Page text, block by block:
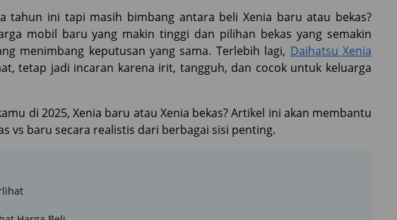
tahun ini tapi masih bimbang antara beli Xenia baru atau bekas?
mobil baru yang makin tinggi dan pilihan bekas yang semakin
menimbang keputusan yang sama. Terlebih lagi, Daihatsu Xenia
tetap jadi incaran karena irit, tangguh, dan cocok untuk keluarga
di 2025, Xenia baru atau Xenia bekas? Artikel ini akan membantu
vs baru secara realistis dari berbagai sisi penting.